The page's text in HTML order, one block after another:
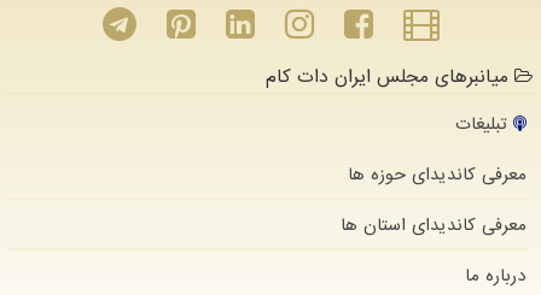
میانبرهای مجلس ایران دات کام
تبلیغات
معرفی کاندیدای حوزه ها
معرفی کاندیدای استان ها
درباره ما